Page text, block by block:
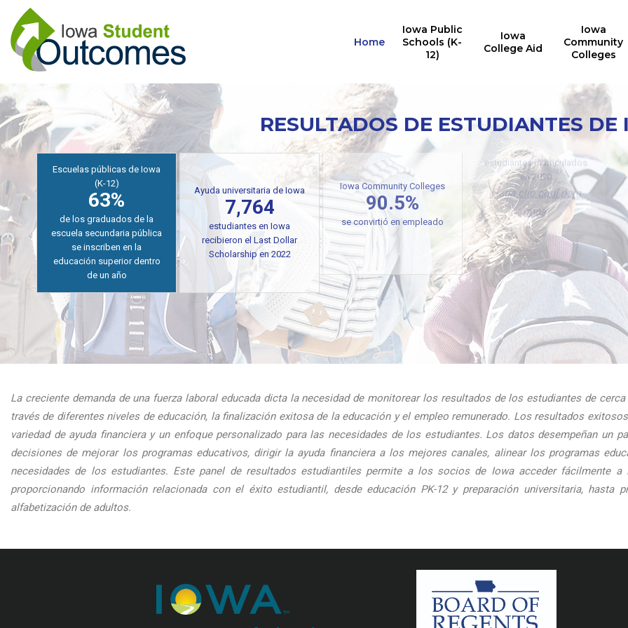
Pasar
contenido
principal
Home
Iowa Public
Schools (K-
12)
Iowa
College Aid
Iowa
Community
Colleges
RESULTADOS DE ESTUDIANTES DE
Escuelas públicas de Iowa
(K-12)
63%
de los graduados de
secundaria pública se
año
7,764
recibieron el Last Dollar
Scholarship para
entrenamiento en AY2021-
2022 para carreras en
demanda
Próximamente, en
breve, pronto
Iowa Community Colleges
90.5%
se convirtió en empleado
Universidades públicas de
71,769
estudiantes matriculados
en 2020
Haga clic aquí para
más
La creciente demanda de una fuerza laboral educada dicta la necesidad de monitorear los resultados de los estudiantes de
través de diferentes niveles de educación, la finalización exitosa de la educación y el empleo remunerado. Los resultados
variedad de ayuda financiera y un enfoque personalizado para las necesidades de los estudiantes. Los datos desempeñan un
decisiones de mejorar los programas educativos, dirigir la ayuda financiera a los mejores canales, alinear los programas
necesidades de los estudiantes. Este panel de resultados estudiantiles permite a los socios de Iowa acceder fácilmente
proporcionando información relacionada con el éxito estudiantil, desde educación PK-12 y preparación universitaria, hasta
alfabetización de adultos.